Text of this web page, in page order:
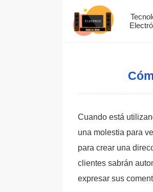
Cuando está
una molestia para
para crear una
clientes sabrán
expresar sus